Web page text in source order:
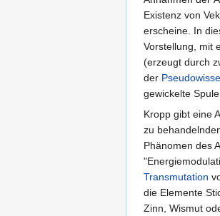
Existenz von
erscheine. In
Vorstellung, mit
(erzeugt durch
der
gewickelte
Kropp gibt eine
zu
Phänomen des
Transmutation
die Elemente
Zinn, Wismut